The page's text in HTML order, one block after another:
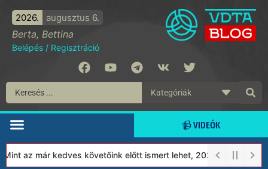
2026. augusztus 6.
Berta, Bettina
Belépés / Regisztráció
📹 VIDEÓK
már kedves követőink előtt ismert lehet, 2023-tól a Védett